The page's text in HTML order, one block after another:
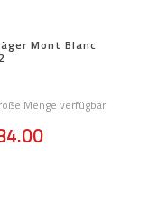
Mont Blanc
Menge verfügbar